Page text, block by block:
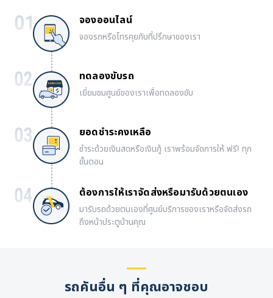
จองออนไลน์
จองรถหรือโทรคุยกับที่ปรึกษาของเรา
ทดลองขับรถ
เยี่ยมชมศูนย์ของเราเพื่อทดลองขับ
ยอดชำระคงเหลือ
ชำระด้วยเงินสดหรือเงินกู้ เราพร้อมจัดการให้ ฟรี! ทุก
ขั้นตอน
ต้องการให้เราจัดส่งหรือมารับด้วยตนเอง
มารับรถด้วยตนเองที่ศูนย์บริการของเราหรือจัดส่งรถ
ถึงหน้าประตูบ้านคุณ
รถคันอื่น ๆ ที่คุณอาจชอบ